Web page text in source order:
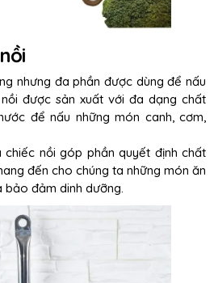
nhưng đa phần được dùng để nấu
được sản xuất với đa dạng chất
để nấu những món canh, cơm,
nồi góp phần quyết định chất
đến cho chúng ta những món ăn
đảm dinh dưỡng.